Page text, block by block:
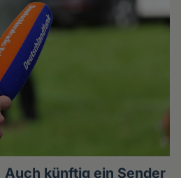
künftig ein Sender